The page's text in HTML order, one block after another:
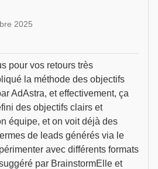
2025
pour vos retours très
la méthode des objectifs
AdAstra, et effectivement, ça
des objectifs clairs et
équipe, et on voit déjà des
de leads générés via le
avec différents formats
par BrainstormElle et